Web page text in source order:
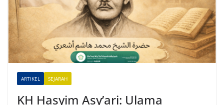
t
v
ARTIKEL SEJARAH
KH Hasyim Asy’ari: Ulama